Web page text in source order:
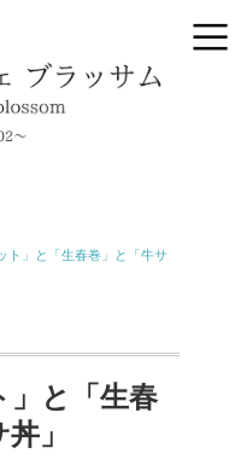
ト」と「生春巻」と「牛サ
」と「生春
」